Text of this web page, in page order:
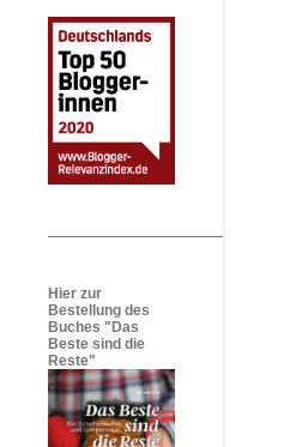
Hier zur
Bestellung des
Buches "Das
Beste sind die
Reste"